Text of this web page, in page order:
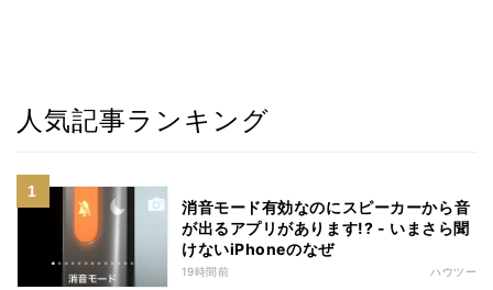
人気記事ランキング
消音モード有効なのにスピーカーから音
が出るアプリがあります!? - いまさら聞
けないiPhoneのなぜ
19時間前 ハウツー